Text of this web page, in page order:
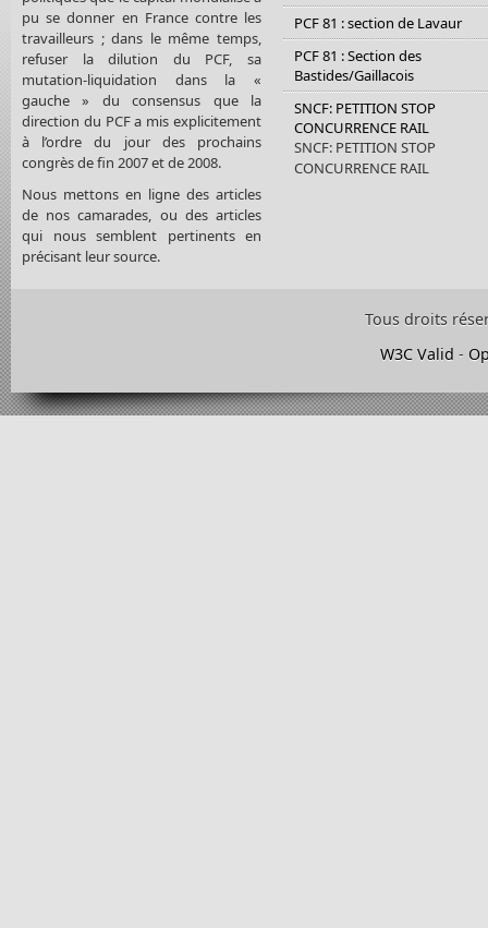
pu se donner en France contre les
travailleurs ; dans le même temps,
refuser la dilution du PCF, sa
mutation-liquidation dans la «
gauche » du consensus que la
direction du PCF a mis explicitement
à l’ordre du jour des prochains
congrès de fin 2007 et de 2008.
Nous mettons en ligne des articles
de nos camarades, ou des articles
qui nous semblent pertinents en
précisant leur source.
PCF 81 : section de Lavaur
PCF 81 : Section des
Bastides/Gaillacois
SNCF: PETITION STOP
CONCURRENCE RAIL
SNCF: PETITION STOP
CONCURRENCE RAIL
Tous droits
W3C Valid -